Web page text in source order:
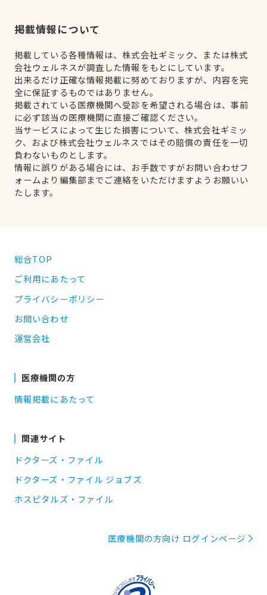
掲載情報について
掲載している各種情報は、株式会社ギミック、または株式
会社ウェルネスが調査した情報をもとにしています。
出来るだけ正確な情報掲載に努めておりますが、内容を完
全に保証するものではありません。
掲載されている医療機関へ受診を希望される場合は、事前
に必ず該当の医療機関に直接ご確認ください。
当サービスによって生じた損害について、株式会社ギミッ
ク、および株式会社ウェルネスではその賠償の責任を一切
負わないものとします。
情報に誤りがある場合には、お手数ですがお問い合わせフ
ォームより編集部までご連絡をいただけますようお願いい
たします。
総合TOP
ご利用にあたって
プライバシーポリシー
お問い合わせ
運営会社
医療機関の方
情報掲載にあたって
関連サイト
ドクターズ・ファイル
ドクターズ・ファイル ジョブズ
ホスピタルズ・ファイル
医療機関の方向け ログインページ